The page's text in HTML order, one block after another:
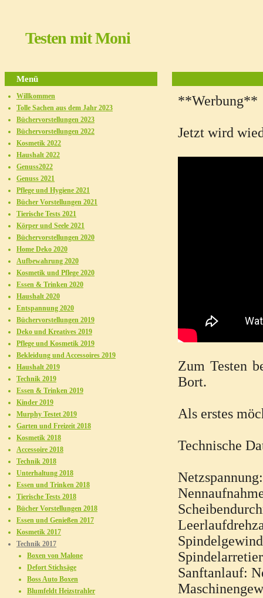
Testen mit Moni
**Werbung**
Jetzt wird
Zum Testen
Bort.
Als erstes
Technische
Sanftanlauf:
Menü
Willkommen
Tolle Sachen aus dem Jahr 2023
Büchervorstellungen 2023
Büchervorstellungen 2022
Kosmetik 2022
Haushalt 2022
Genuss2022
Genuss 2021
Pflege und Hygiene 2021
Bücher Vorstellungen 2021
Tierische Tests 2021
Körper und Seele 2021
Büchervorstellungen 2020
Home Deko 2020
Aufbewahrung 2020
Kosmetik und Pflege 2020
Essen & Trinken 2020
Haushalt 2020
Entspannung 2020
Büchervorstellungen 2019
Deko und Kreatives 2019
Pflege und Kosmetik 2019
Bekleidung und Accessoires 2019
Haushalt 2019
Technik 2019
Essen & Trinken 2019
Kinder 2019
Murphy Testet 2019
Garten und Freizeit 2018
Kosmetik 2018
Accessoire 2018
Technik 2018
Unterhaltung 2018
Essen und Trinken 2018
Tierische Tests 2018
Bücher Vorstellungen 2018
Essen und Genießen 2017
Kosmetik 2017
Technik 2017
Boxen von Malone
Defort Stichsäge
Boss Auto Boxen
Blumfeldt Heizstrahler